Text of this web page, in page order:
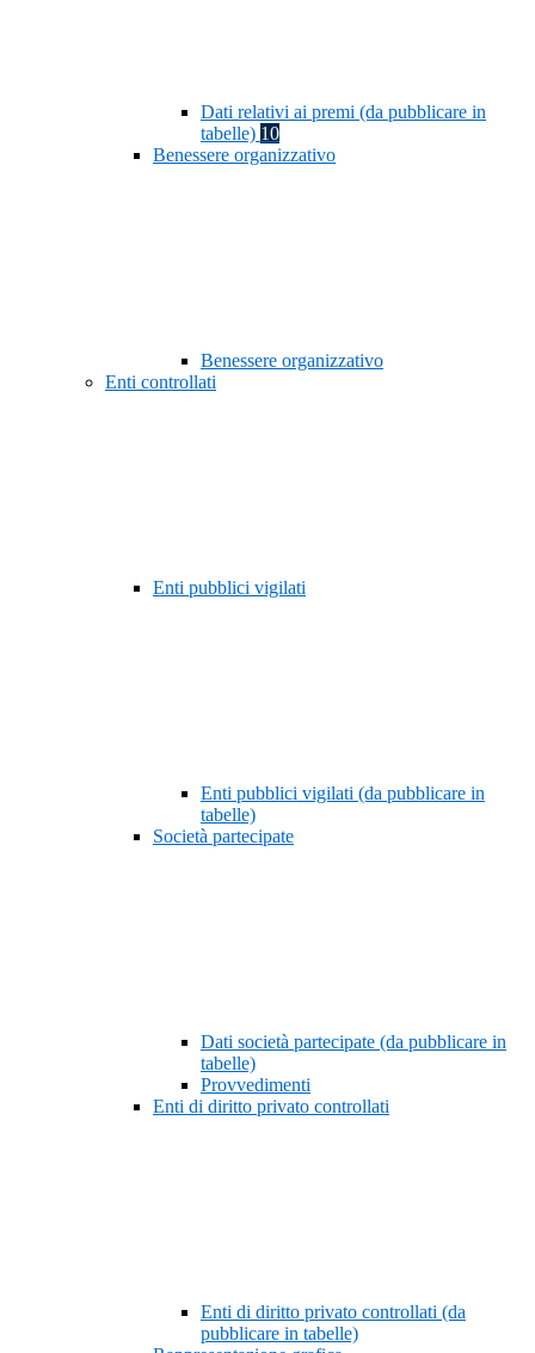
Dati relativi ai premi (da pubblicare in
tabelle) 10
Benessere organizzativo
Benessere organizzativo
Enti controllati
Enti pubblici vigilati
Enti pubblici vigilati (da pubblicare in
tabelle)
Società partecipate
Dati società partecipate (da pubblicare in
tabelle)
Provvedimenti
Enti di diritto privato controllati
Enti di diritto privato controllati (da
pubblicare in tabelle)